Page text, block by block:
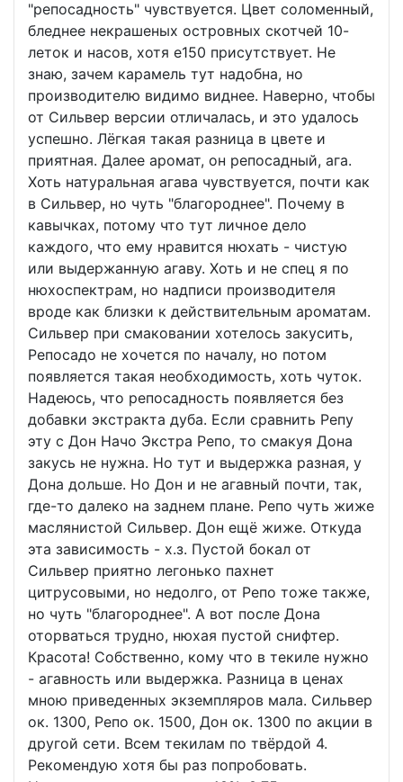
"репосадность" чувствуется. Цвет соломенный,
бледнее некрашеных островных скотчей 10-
леток и насов, хотя е150 присутствует. Не
знаю, зачем карамель тут надобна, но
производителю видимо виднее. Наверно, чтобы
от Сильвер версии отличалась, и это удалось
успешно. Лёгкая такая разница в цвете и
приятная. Далее аромат, он репосадный, ага.
Хоть натуральная агава чувствуется, почти как
в Сильвер, но чуть "благороднее". Почему в
кавычках, потому что тут личное дело
каждого, что ему нравится нюхать - чистую
или выдержанную агаву. Хоть и не спец я по
нюхоспектрам, но надписи производителя
вроде как близки к действительным ароматам.
Сильвер при смаковании хотелось закусить,
Репосадо не хочется по началу, но потом
появляется такая необходимость, хоть чуток.
Надеюсь, что репосадность появляется без
добавки экстракта дуба. Если сравнить Репу
эту с Дон Начо Экстра Репо, то смакуя Дона
закусь не нужна. Но тут и выдержка разная, у
Дона дольше. Но Дон и не агавный почти, так,
где-то далеко на заднем плане. Репо чуть жиже
маслянистой Сильвер. Дон ещё жиже. Откуда
эта зависимость - х.з. Пустой бокал от
Сильвер приятно легонько пахнет
цитрусовыми, но недолго, от Репо тоже также,
но чуть "благороднее". А вот после Дона
оторваться трудно, нюхая пустой снифтер.
Красота! Собственно, кому что в текиле нужно
- агавность или выдержка. Разница в ценах
мною приведенных экземпляров мала. Сильвер
ок. 1300, Репо ок. 1500, Дон ок. 1300 по акции в
другой сети. Всем текилам по твёрдой 4.
Рекомендую хотя бы раз попробовать.